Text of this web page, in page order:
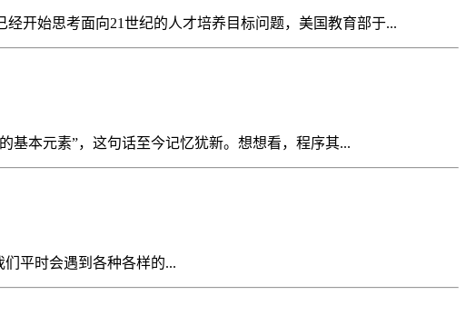
开始思考面向21世纪的人才培养目标问题，美国教育部于...
基本元素”，这句话至今记忆犹新。想想看，程序其...
平时会遇到各种各样的...